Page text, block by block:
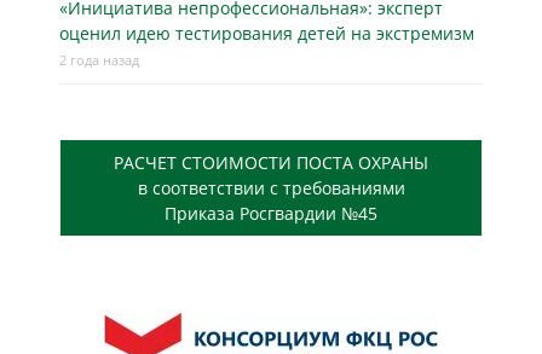
«Инициатива непрофессиональная»: эксперт
оценил идею тестирования детей на экстремизм
2 года назад
РАСЧЕТ СТОИМОСТИ ПОСТА ОХРАНЫ
в соответствии с требованиями
Приказа Росгвардии №45